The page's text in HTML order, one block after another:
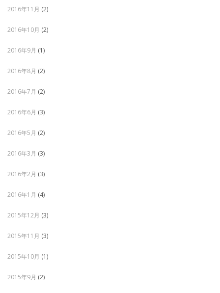
2016年11月 (2)
2016年10月 (2)
2016年9月 (1)
2016年8月 (2)
2016年7月 (2)
2016年6月 (3)
2016年5月 (2)
2016年3月 (3)
2016年2月 (3)
2016年1月 (4)
2015年12月 (3)
2015年11月 (3)
2015年10月 (1)
2015年9月 (2)